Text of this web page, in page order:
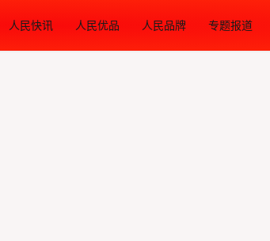
人民快讯 人民优品 人民品牌 专题报道